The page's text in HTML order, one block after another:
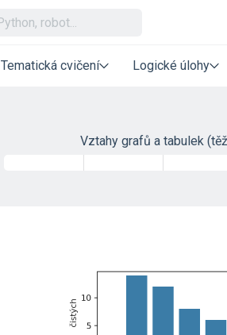
Tematická cvičení Logické úlohy
Vztahy grafů a tabulek